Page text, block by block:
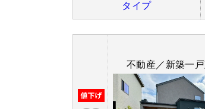
タイプ
不動産／新築一